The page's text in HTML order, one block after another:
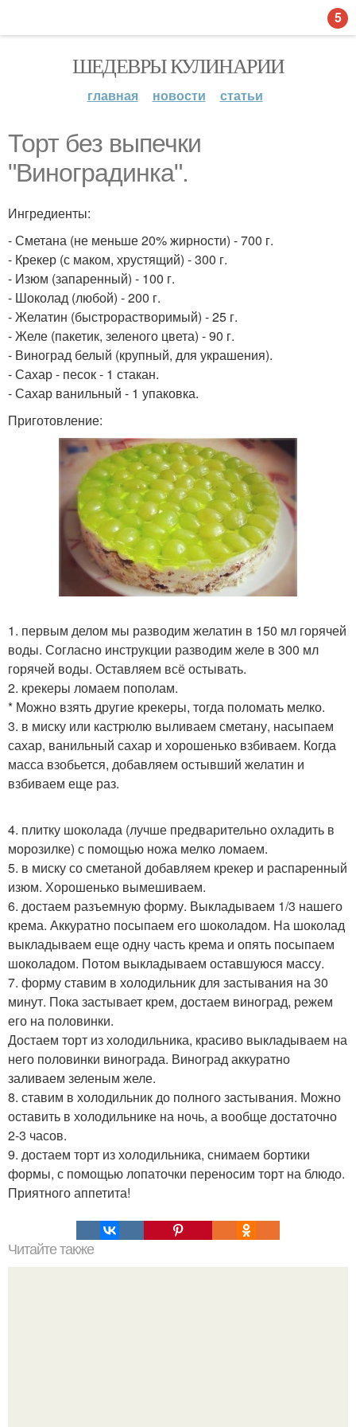
ШЕДЕВРЫ КУЛИНАРИИ
главная новости статьи
Торт без выпечки
"Виноградинка".
Ингредиенты:
- Сметана (не меньше 20% жирности) - 700 г.
- Крекер (с маком, хрустящий) - 300 г.
- Изюм (запаренный) - 100 г.
- Шоколад (любой) - 200 г.
- Желатин (быстрорастворимый) - 25 г.
- Желе (пакетик, зеленого цвета) - 90 г.
- Виноград белый (крупный, для украшения).
- Сахар - песок - 1 стакан.
- Сахар ванильный - 1 упаковка.
Приготовление:
1. первым делом мы разводим желатин в 150 мл горячей
воды. Согласно инструкции разводим желе в 300 мл
горячей воды. Оставляем всё остывать.
2. крекеры ломаем пополам.
* Можно взять другие крекеры, тогда поломать мелко.
3. в миску или кастрюлю выливаем сметану, насыпаем
сахар, ванильный сахар и хорошенько взбиваем. Когда
масса взобьется, добавляем остывший желатин и
взбиваем еще раз.
4. плитку шоколада (лучше предварительно охладить в
морозилке) с помощью ножа мелко ломаем.
5. в миску со сметаной добавляем крекер и распаренный
изюм. Хорошенько вымешиваем.
6. достаем разъемную форму. Выкладываем 1/3 нашего
крема. Аккуратно посыпаем его шоколадом. На шоколад
выкладываем еще одну часть крема и опять посыпаем
шоколадом. Потом выкладываем оставшуюся массу.
7. форму ставим в холодильник для застывания на 30
минут. Пока застывает крем, достаем виноград, режем
его на половинки.
Достаем торт из холодильника, красиво выкладываем на
него половинки винограда. Виноград аккуратно
заливаем зеленым желе.
8. ставим в холодильник до полного застывания. Можно
оставить в холодильнике на ночь, а вообще достаточно
2-3 часов.
9. достаем торт из холодильника, снимаем бортики
формы, с помощью лопаточки переносим торт на блюдо.
Приятного аппетита!
Читайте также
5